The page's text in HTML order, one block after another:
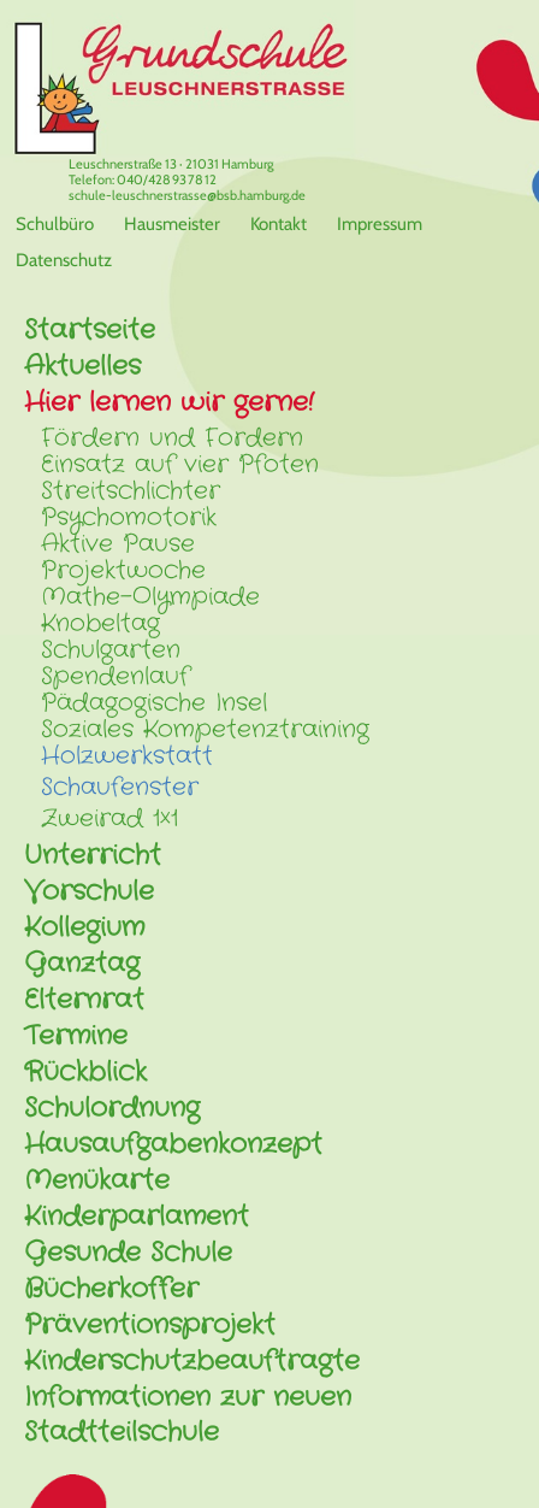
Schulbüro Hausmeister Kontakt
Impressum
Datenschutz
Leuschnerstraße 13 · 21031 Hamburg
Telefon: 040/428 93 78 12
schule-leuschnerstrasse@bsb.hamburg.de
Startseite
Aktuelles
Hier lernen wir gerne!
Fördern und Fordern
Einsatz auf vier Pfoten
Streitschlichter
Psychomotorik
Aktive Pause
Projektwoche
Mathe-Olympiade
Knobeltag
Schulgarten
Spendenlauf
Pädagogische Insel
Soziales Kompetenztraining
Holzwerkstatt
Schaufenster
Zweirad 1×1
Unterricht
Vorschule
Kollegium
Ganztag
Elternrat
Termine
Rückblick
Schulordnung
Hausaufgabenkonzept
Menükarte
Kinderparlament
Gesunde Schule
Bücherkoffer
Präventionsprojekt
Kinderschutzbeauftragte
Informationen zur neuen
Stadtteilschule